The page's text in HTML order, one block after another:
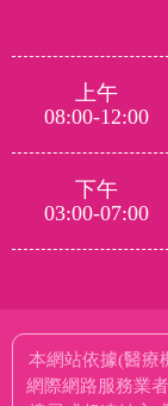
上午
08:00-12:00
下午
03:00-07:00
本網站依據(醫療
網際網路服務業